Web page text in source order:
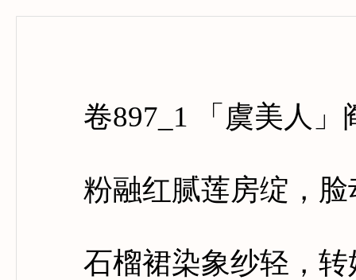
卷897_1 「虞美人」
粉融红腻莲房绽，脸
石榴裙染象纱轻，转